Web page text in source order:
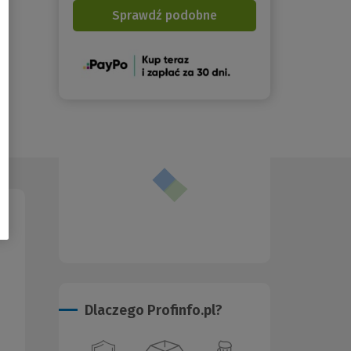
Sprawdź podobne
(Nowe
Dlaczego Profinfo.pl?